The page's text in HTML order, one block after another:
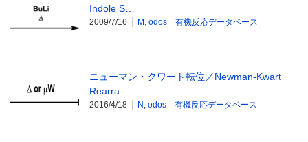
Indole S…
2009/7/16 M , odos 有機反応データベース
ニューマン・クワート転位／Newman-Kwart
Rearra…
2016/4/18 N , odos 有機反応データベース